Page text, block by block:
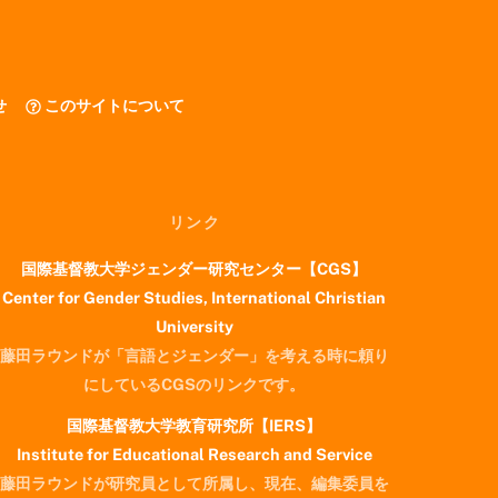
このサイトについて
リンク
国際基督教大学ジェンダー研究センター【CGS】
Center for Gender Studies, International Christian
University
藤田ラウンドが「言語とジェンダー」を考える時に頼り
にしているCGSのリンクです。
国際基督教大学教育研究所【IERS】
Institute for Educational Research and Service
藤田ラウンドが研究員として所属し、現在、編集委員を